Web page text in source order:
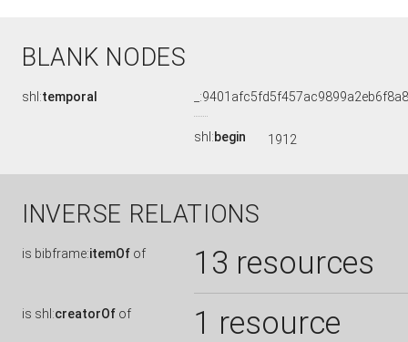
BLANK NODES
shl:temporal
shl:begin 1912
INVERSE RELATIONS
is bibframe:itemOf of 13 resources
is shl:creatorOf of 1 resource